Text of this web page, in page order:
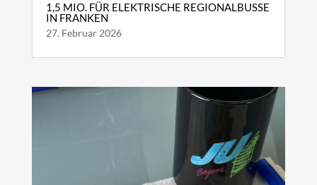
1,5 MIO. FÜR ELEKTRISCHE REGIONALBUSSE
IN FRANKEN
27. Februar 2026